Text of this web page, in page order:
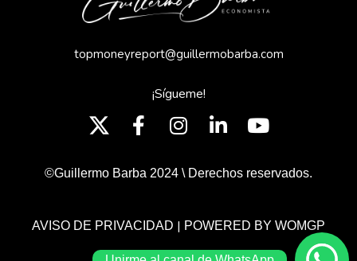
topmoneyreport@guillermobarba.com
¡Sígueme!
©Guillermo Barba 2024 \ Derechos reservados.
AVISO DE PRIVACIDAD | POWERED BY WOMGP